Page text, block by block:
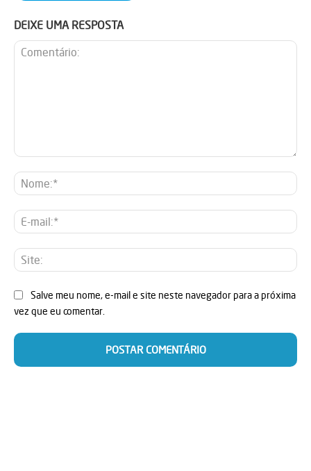
DEIXE UMA RESPOSTA
E-
Salve meu nome, e-mail e site neste navegador para a próxima
vez que eu comentar.